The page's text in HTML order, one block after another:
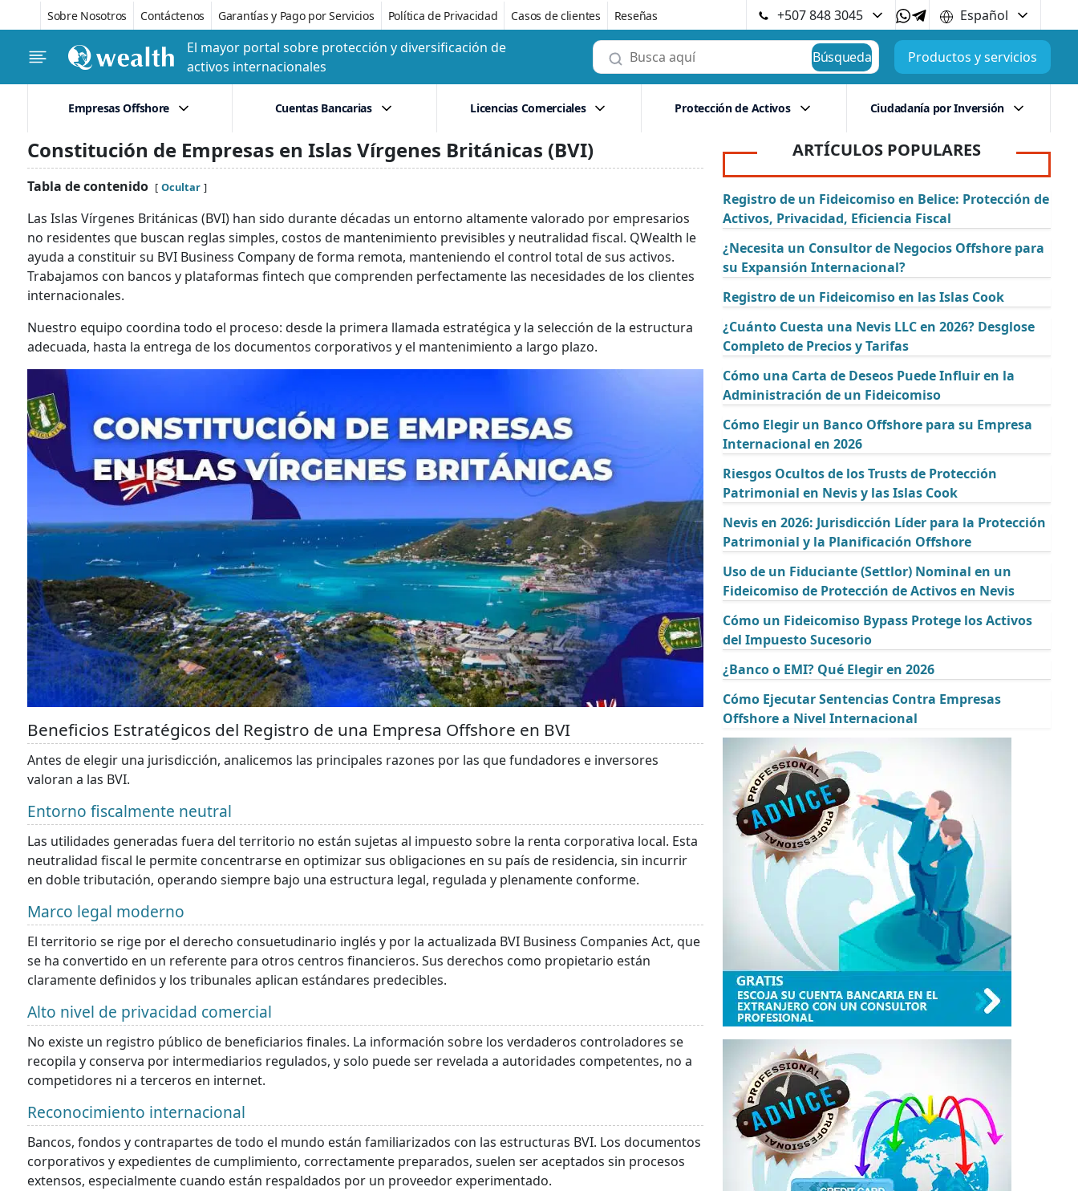
Sobre Nosotros Contáctenos Garantías y Pago por Servicios Política de Privacidad Casos de clientes Reseñas +507 848 3045
Español
El mayor portal sobre protección y diversificación de
activos internacionales
Búsqueda Productos y servicios
Empresas Offshore Cuentas Bancarias Licencias Comerciales Protección de Activos Ciudadanía por Inversión
Constitución de Empresas en Islas Vírgenes Británicas (BVI)
Tabla de contenido Ocultar
Las Islas Vírgenes Británicas (BVI) han sido durante décadas un entorno altamente valorado por empresarios
no residentes que buscan reglas simples, costos de mantenimiento previsibles y neutralidad fiscal. QWealth le
ayuda a constituir su BVI Business Company de forma remota, manteniendo el control total de sus activos.
Trabajamos con bancos y plataformas fintech que comprenden perfectamente las necesidades de los clientes
internacionales.
Nuestro equipo coordina todo el proceso: desde la primera llamada estratégica y la selección de la estructura
adecuada, hasta la entrega de los documentos corporativos y el mantenimiento a largo plazo.
Beneficios Estratégicos del Registro de una Empresa Offshore en BVI
Antes de elegir una jurisdicción, analicemos las principales razones por las que fundadores e inversores
valoran a las BVI.
Entorno fiscalmente neutral
Las utilidades generadas fuera del territorio no están sujetas al impuesto sobre la renta corporativa local. Esta
neutralidad fiscal le permite concentrarse en optimizar sus obligaciones en su país de residencia, sin incurrir
en doble tributación, operando siempre bajo una estructura legal, regulada y plenamente conforme.
Marco legal moderno
El territorio se rige por el derecho consuetudinario inglés y por la actualizada BVI Business Companies Act, que
se ha convertido en un referente para otros centros financieros. Sus derechos como propietario están
claramente definidos y los tribunales aplican estándares predecibles.
Alto nivel de privacidad comercial
No existe un registro público de beneficiarios finales. La información sobre los verdaderos controladores se
recopila y conserva por intermediarios regulados, y solo puede ser revelada a autoridades competentes, no a
competidores ni a terceros en internet.
Reconocimiento internacional
Bancos, fondos y contrapartes de todo el mundo están familiarizados con las estructuras BVI. Los documentos
corporativos y expedientes de cumplimiento, correctamente preparados, suelen ser aceptados sin procesos
extensos, especialmente cuando están respaldados por un proveedor experimentado.
ARTÍCULOS POPULARES
Registro de un Fideicomiso en Belice: Protección de
Activos, Privacidad, Eficiencia Fiscal
¿Necesita un Consultor de Negocios Offshore para
su Expansión Internacional?
Registro de un Fideicomiso en las Islas Cook
¿Cuánto Cuesta una Nevis LLC en 2026? Desglose
Completo de Precios y Tarifas
Cómo una Carta de Deseos Puede Influir en la
Administración de un Fideicomiso
Cómo Elegir un Banco Offshore para su Empresa
Internacional en 2026
Riesgos Ocultos de los Trusts de Protección
Patrimonial en Nevis y las Islas Cook
Nevis en 2026: Jurisdicción Líder para la Protección
Patrimonial y la Planificación Offshore
Uso de un Fiduciante (Settlor) Nominal en un
Fideicomiso de Protección de Activos en Nevis
Cómo un Fideicomiso Bypass Protege los Activos
del Impuesto Sucesorio
¿Banco o EMI? Qué Elegir en 2026
Cómo Ejecutar Sentencias Contra Empresas
Offshore a Nivel Internacional